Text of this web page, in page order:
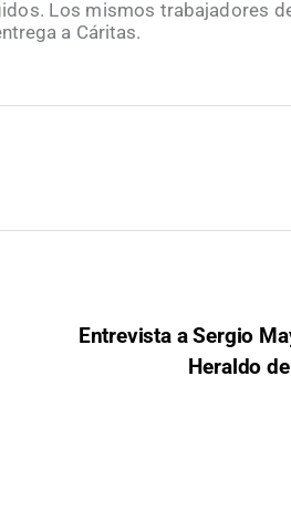
Los mismos trabajadores
a Cáritas.
Entrevista a Sergio
Heraldo